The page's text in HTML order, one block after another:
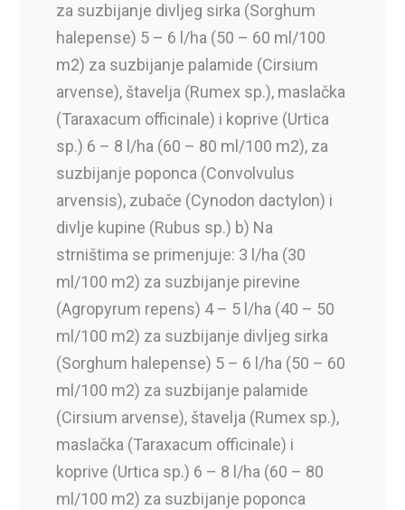
za suzbijanje divljeg sirka (Sorghum
halepense) 5 – 6 l/ha (50 – 60 ml/100
m2) za suzbijanje palamide (Cirsium
arvense), štavelja (Rumex sp.), maslačka
(Taraxacum officinale) i koprive (Urtica
sp.) 6 – 8 l/ha (60 – 80 ml/100 m2), za
suzbijanje poponca (Convolvulus
arvensis), zubače (Cynodon dactylon) i
divlje kupine (Rubus sp.) b) Na
strništima se primenjuje: 3 l/ha (30
ml/100 m2) za suzbijanje pirevine
(Agropyrum repens) 4 – 5 l/ha (40 – 50
ml/100 m2) za suzbijanje divljeg sirka
(Sorghum halepense) 5 – 6 l/ha (50 – 60
ml/100 m2) za suzbijanje palamide
(Cirsium arvense), štavelja (Rumex sp.),
maslačka (Taraxacum officinale) i
koprive (Urtica sp.) 6 – 8 l/ha (60 – 80
ml/100 m2) za suzbijanje poponca